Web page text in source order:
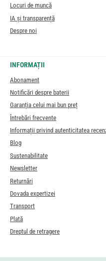
Locuri de muncă
IA și transparență
Despre noi
INFORMAȚII
Abonament
Notificări despre baterii
Garanția celui mai bun preț
Întrebări frecvente
Informații privind autenticitatea
Blog
Sustenabilitate
Newsletter
Returnări
Dovada expertizei
Transport
Plată
Dreptul de retragere